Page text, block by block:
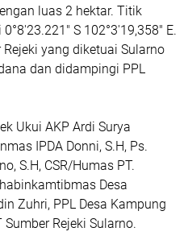
luas 2 hektar. Titik
S 102°3'19,358" E.
yang diketuai Sularno
dan didampingi PPL
Ukui AKP Ardi Surya
IPDA Donni, S.H, Ps.
S.H, CSR/Humas PT.
Desa
Zuhri, PPL Desa Kampung
Rejeki Sularno.